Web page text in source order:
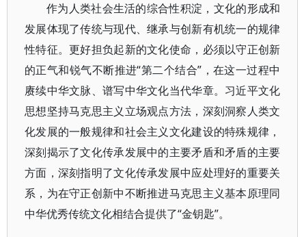
作为人类社会生活的综合性积淀，文化的形成和
发展体现了传统与现代、继承与创新有机统一的规律
性特征。更好担负起新的文化使命，必须以守正创新
的正气和锐气不断推进“第二个结合”，在这一过程中
赓续中华文脉、谱写中华文化当代华章。习近平文化
思想坚持马克思主义立场观点方法，深刻洞察人类文
化发展的一般规律和社会主义文化建设的特殊规律，
深刻揭示了文化传承发展中的主要矛盾和矛盾的主要
方面，深刻指明了文化传承发展中应处理好的重要关
系，为在守正创新中不断推进马克思主义基本原理同
中华优秀传统文化相结合提供了“金钥匙”。